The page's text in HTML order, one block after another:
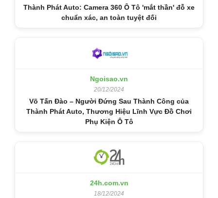
Thành Phát Auto: Camera 360 Ô Tô 'mắt thần' đỗ xe
chuẩn xác, an toàn tuyệt đối
Ngoisao.vn
20/12/2024
Võ Tấn Đào – Người Đứng Sau Thành Công của
Thành Phát Auto, Thương Hiệu Lĩnh Vực Đồ Chơi
Phụ Kiện Ô Tô
24h.com.vn
18/12/2024